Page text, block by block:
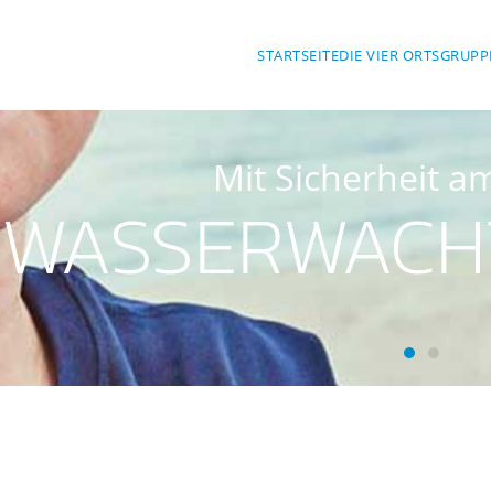
STARTSEITEDIE VIER
Mit Sicherheit